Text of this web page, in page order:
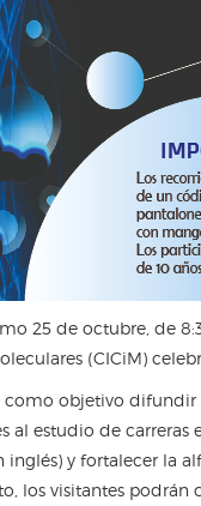
25 de octubre, de
(CICiM)
como objetivo difundir
al estudio de carreras
inglés) y fortalecer la
los visitantes podrán